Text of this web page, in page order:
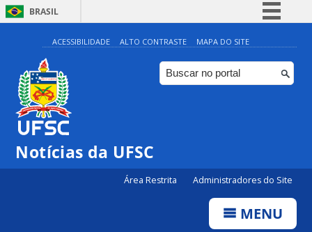
BRASIL
Simplifique!
Comunica BR
Participe
ACESSIBILIDADE ALTO CONTRASTE MAPA DO SITE
Notícias da UFSC
Área Restrita Administradores do Site
MENU